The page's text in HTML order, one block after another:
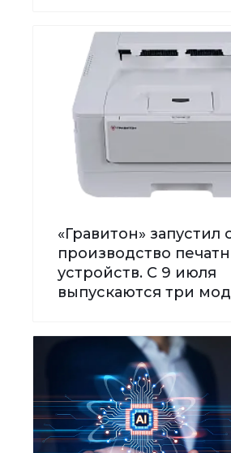
«Гравитон»
производство
устройств. С 9 июля
выпускаются три